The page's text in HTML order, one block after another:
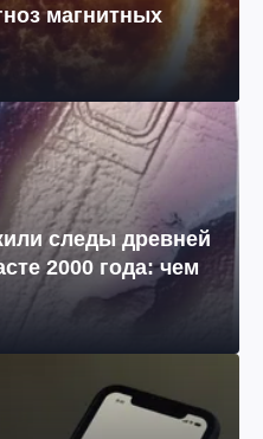
магнитных
следы древней
2000 года: чем